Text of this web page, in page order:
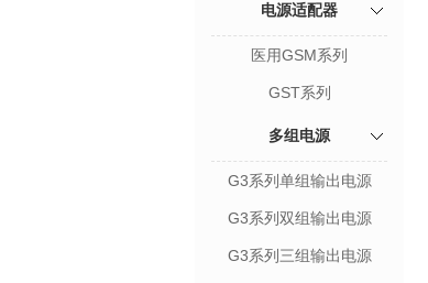
电源适配器
医用GSM系列
GST系列
多组电源
G3系列单组输出电源
G3系列双组输出电源
G3系列三组输出电源